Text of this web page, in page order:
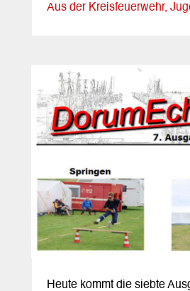
Aus der Kreisfeuerwehr,
Heute kommt die siebte